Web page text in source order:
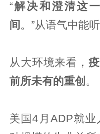
“解决和澄清这
间 。”从语气中能
从大环境来看，
前所未有的重创 。
美国4月ADP就